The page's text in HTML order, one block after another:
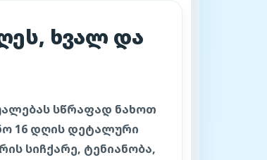
ხვალ და
სწრაფად ნახოთ
16 დღის დეტალური
სიჩქარე, ტენიანობა,